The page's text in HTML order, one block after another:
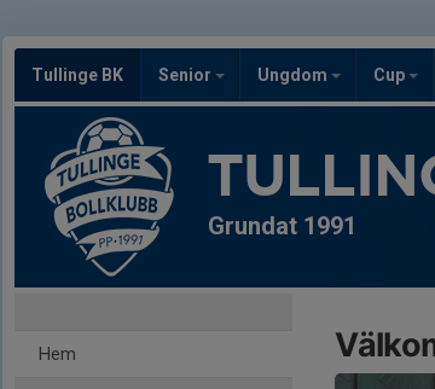
Tullinge BK Senior Ungdom Cup
Grundat 1991
Hem